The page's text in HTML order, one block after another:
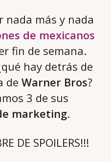
nada más y nada
de mexicanos
fin de semana.
hay detrás de
deWarner Bros?
3 de sus
marketing.
DE SPOILERS!!!